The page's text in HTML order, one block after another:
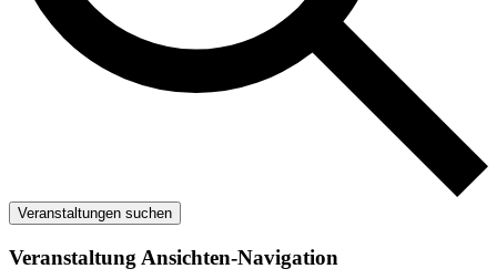
Veranstaltungen suchen
Veranstaltung Ansichten-Navigation